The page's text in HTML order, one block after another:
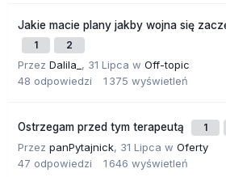
Jakie macie plany jakby wojna się
1 2
Przez Dalila_ , 31 Lipca w Off-topic
48 odpowiedzi 1 375 wyświetleń
Ostrzegam przed tym terapeutą 1
Przez panPytajnick, 31 Lipca w Oferty
47 odpowiedzi 1 646 wyświetleń